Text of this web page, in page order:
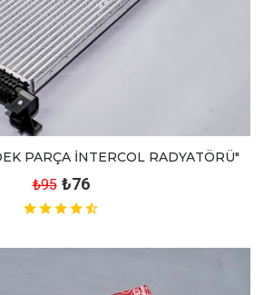
PARÇA İNTERCOL RADYATÖRÜ"
₺95 ₺76